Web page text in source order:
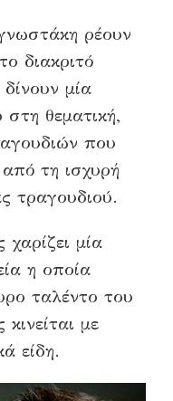
ρέουν
διακριτό
μία
θεματική,
που
τη ισχυρή
τραγουδιού.
μία
η οποία
ταλέντο του
με
είδη.